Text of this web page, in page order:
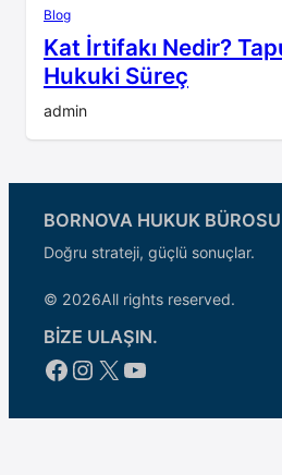
Blog
Kat İrtifakı Nedir?
Hukuki Süreç
admin
BORNOVA HUKUK BÜROSU
Doğru strateji, güçlü sonuçlar.
© 2026All rights reserved.
BİZE ULAŞIN.
Facebook
Instagram
X YouTube